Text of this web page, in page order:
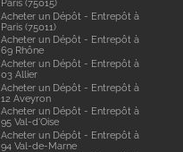
Paris (75015)
Acheter un Dépôt - Entrepôt à
Paris (75011)
Acheter un Dépôt - Entrepôt à
69 Rhône
Acheter un Dépôt - Entrepôt à
03 Allier
Acheter un Dépôt - Entrepôt à
12 Aveyron
Acheter un Dépôt - Entrepôt à
95 Val-d'Oise
Acheter un Dépôt - Entrepôt à
94 Val-de-Marne